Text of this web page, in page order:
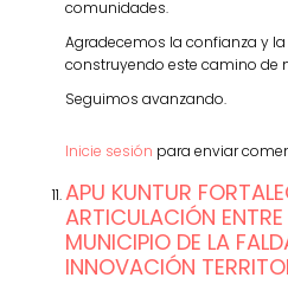
comunidades.
Agradecemos la confianza y
construyendo este camino de
Seguimos avanzando.
Inicie sesión para enviar
APU KUNTUR
ARTICULACIÓN
MUNICIPIO DE LA
INNOVACIÓN